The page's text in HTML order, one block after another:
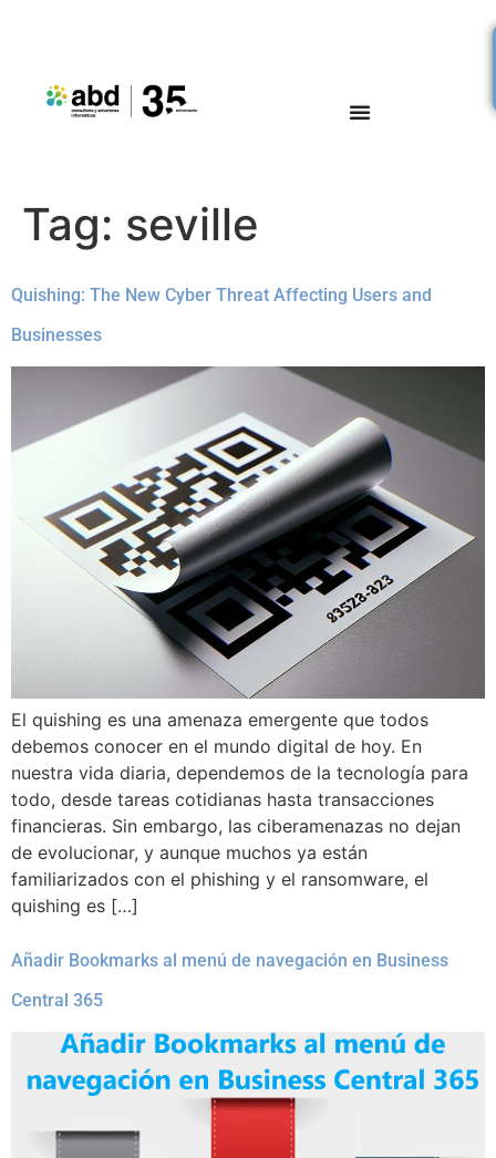
Tag: seville
Quishing: The New Cyber Threat Affecting Users and
Businesses
El quishing es una amenaza emergente que todos
debemos conocer en el mundo digital de hoy. En
nuestra vida diaria, dependemos de la tecnología para
todo, desde tareas cotidianas hasta transacciones
financieras. Sin embargo, las ciberamenazas no dejan
de evolucionar, y aunque muchos ya están
familiarizados con el phishing y el ransomware, el
quishing es […]
Añadir Bookmarks al menú de navegación en Business
Central 365